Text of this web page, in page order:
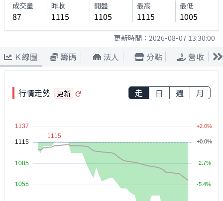
成交量
87
昨收
1115
開盤
1105
最高
1115
最低
1005
更新時間： 2026-08-07 13:30:00
Ｋ線圖 籌碼 法人 分點 營收
行情走勢 更新 走 日 週 月